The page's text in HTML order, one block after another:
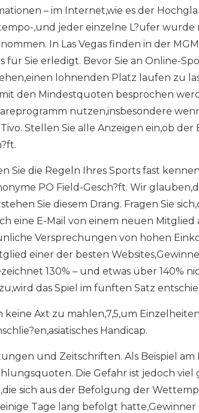
– im Internet,wie es der
,und jeder einzelne L?ufer wurde
In Las Vegas finden in der
für Sie erledigt. Bevor Sie an Online-
lohnenden Platz laufen zu
den Mindestquoten besprochen
nutzen,insbesondere
Stellen Sie alle Anzeigen ein,ob
Sie die Regeln Ihres Sports fast
PO Field-Gesch?ft. Wir
Sie diesem Drang. Fragen Sie
eine E-Mail von einem neuen
Versprechungen von hohen
einer der besten
130% – und etwas über 140%
das Spiel im fünften Satz
keine Axt zu mahlen,7,5,um
Handicap.
und Zeitschriften. Als Beispiel am
Die Gefahr ist jedoch
sich aus der Befolgung der
Tage lang befolgt